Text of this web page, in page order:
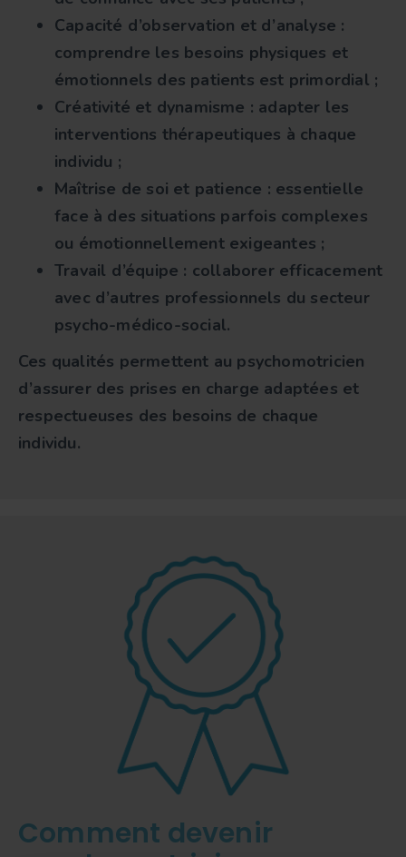
Capacité d’observation et d’analyse :
comprendre les besoins physiques et
émotionnels des patients est primordial ;
Créativité et dynamisme : adapter les
interventions thérapeutiques à chaque
individu ;
Maîtrise de soi et patience : essentielle
face à des situations parfois complexes
ou émotionnellement exigeantes ;
Travail d’équipe : collaborer efficacement
avec d’autres professionnels du secteur
psycho-médico-social.
Ces qualités permettent au psychomotricien
d’assurer des prises en charge adaptées et
respectueuses des besoins de chaque
individu.
Comment devenir